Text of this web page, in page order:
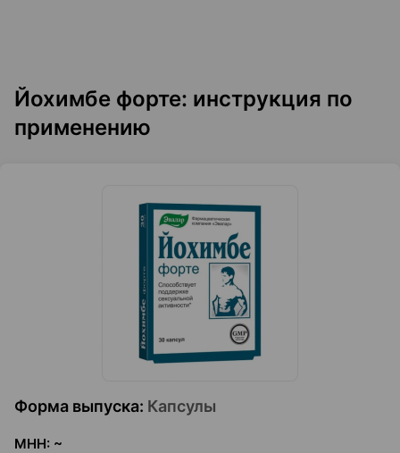
Йохимбе форте: инструкция по
применению
Форма выпуска: Капсулы
МНН: ~